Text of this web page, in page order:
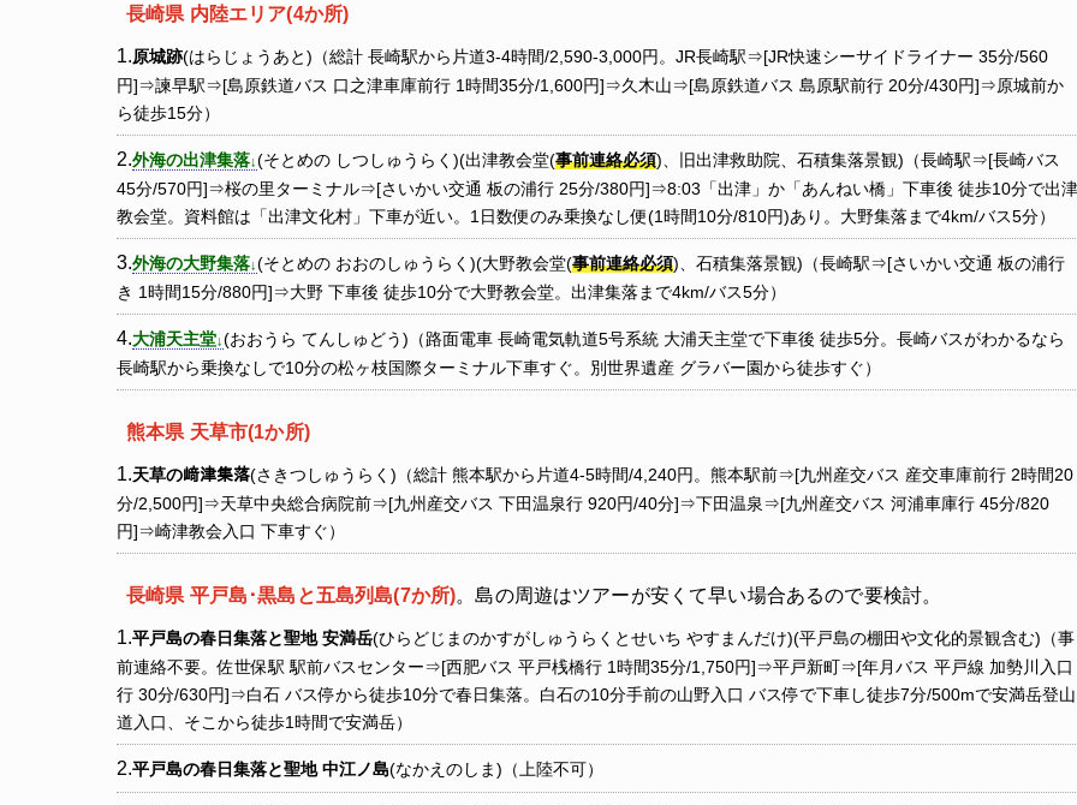
長崎県 内陸エリア(4か所)
原城跡(はらじょうあと)（総計 長崎駅から片道3-4時間/2,590-3,000円。JR長崎駅⇒[JR快速シーサイドライナー 35分/560
円]⇒諫早駅⇒[島原鉄道バス 口之津車庫前行 1時間35分/1,600円]⇒久木山⇒[島原鉄道バス 島原駅前行 20分/430円]⇒原城前か
ら徒歩15分）
外海の出津集落 (そとめの しつしゅうらく)(出津教会堂(事前連絡必須)、旧出津救助院、石積集落景観)（長崎駅⇒[長崎バス
45分/570円]⇒桜の里ターミナル⇒[さいかい交通 板の浦行 25分/380円]⇒8:03「出津」か「あんねい橋」下車後 徒歩10分で出津
教会堂。資料館は「出津文化村」下車が近い。1日数便のみ乗換なし便(1時間10分/810円)あり。大野集落まで4km/バス5分）
外海の大野集落 (そとめの おおのしゅうらく)(大野教会堂(事前連絡必須)、石積集落景観)（長崎駅⇒[さいかい交通 板の浦行
き 1時間15分/880円]⇒大野 下車後 徒歩10分で大野教会堂。出津集落まで4km/バス5分）
大浦天主堂 (おおうら てんしゅどう)（路面電車 長崎電気軌道5号系統 大浦天主堂で下車後 徒歩5分。長崎バスがわかるなら
長崎駅から乗換なしで10分の松ヶ枝国際ターミナル下車すぐ。別世界遺産 グラバー園から徒歩すぐ）
熊本県 天草市(1か所)
天草の﨑津集落(さきつしゅうらく)（総計 熊本駅から片道4-5時間/4,240円。熊本駅前⇒[九州産交バス 産交車庫前行 2時間20
分/2,500円]⇒天草中央総合病院前⇒[九州産交バス 下田温泉行 920円/40分]⇒下田温泉⇒[九州産交バス 河浦車庫行 45分/820
円]⇒崎津教会入口 下車すぐ）
長崎県 平戸島･黒島と五島列島(7か所)。島の周遊はツアーが安くて早い場合あるので要検討。
平戸島の春日集落と聖地 安満岳(ひらどじまのかすがしゅうらくとせいち やすまんだけ)(平戸島の棚田や文化的景観含む)（事
前連絡不要。佐世保駅 駅前バスセンター⇒[西肥バス 平戸桟橋行 1時間35分/1,750円]⇒平戸新町⇒[年月バス 平戸線 加勢川入口
行 30分/630円]⇒白石 バス停から徒歩10分で春日集落。白石の10分手前の山野入口 バス停で下車し徒歩7分/500mで安満岳登山
道入口、そこから徒歩1時間で安満岳）
平戸島の春日集落と聖地 中江ノ島(なかえのしま)（上陸不可）